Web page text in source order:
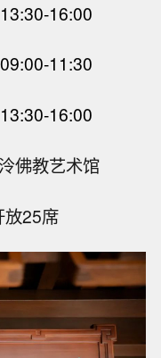
16:00
11:30
16:00
佛教艺术馆
放25席